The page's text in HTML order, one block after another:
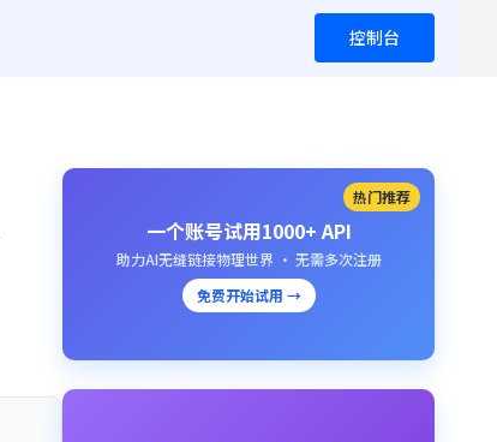
控制台
热门推荐
一个账号试用1000+ API
助力AI无缝链接物理世界 · 无需多次注册
免费开始试用 →